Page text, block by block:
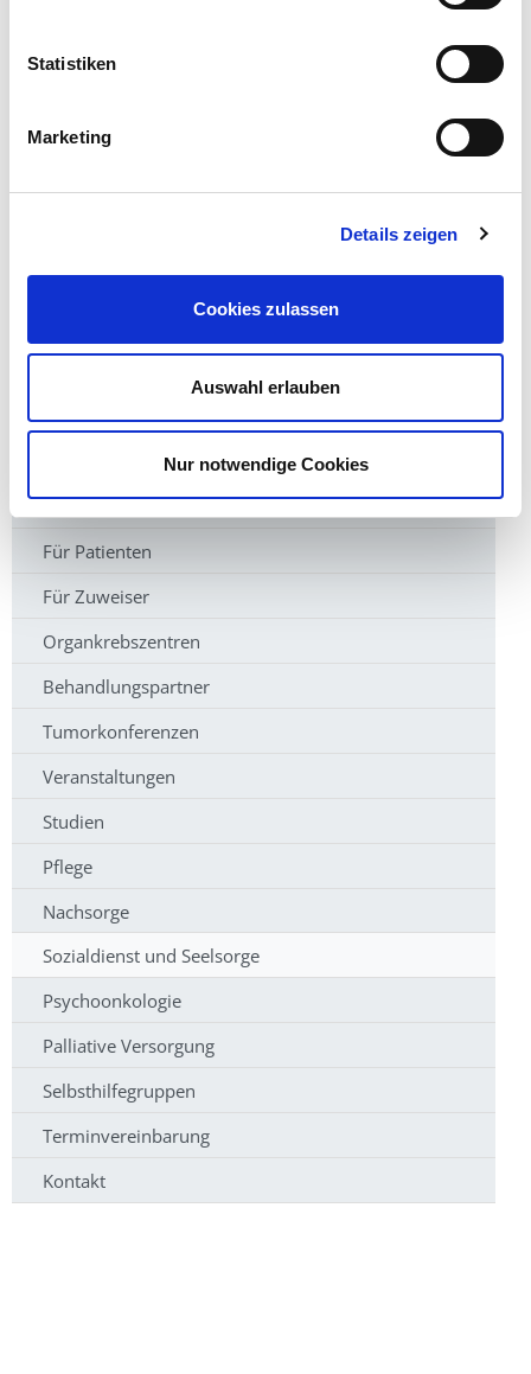
Statistiken
Marketing
Details zeigen
Cookies zulassen
Auswahl erlauben
Nur notwendige Cookies
Pfarrer Rainer Klein
Gelenkzentrum (Endoprothetikzentrum der
Herz- und Gefäßzentrum
Onkologisches Zentrum
Organisation
Für Patienten
Für Zuweiser
Organkrebszentren
Behandlungspartner
Tumorkonferenzen
Veranstaltungen
Studien
Pflege
Nachsorge
Sozialdienst und Seelsorge
Psychoonkologie
Palliative Versorgung
Selbsthilfegruppen
Terminvereinbarung
Kontakt